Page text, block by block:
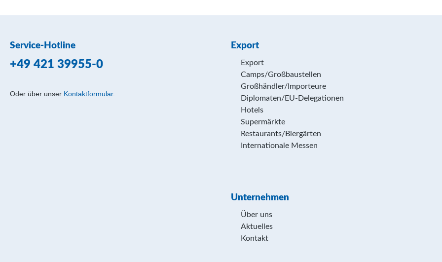
Service-Hotline
+49 421 39955-0
Oder über unser Kontaktformular.
Export
Export
Camps/Großbaustellen
Großhändler/Importeure
Diplomaten/EU-Delegationen
Hotels
Supermärkte
Restaurants/Biergärten
Internationale Messen
Unternehmen
Über uns
Aktuelles
Kontakt